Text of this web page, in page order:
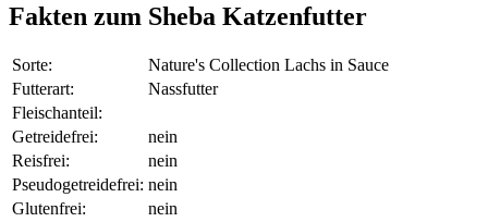
Fakten zum Sheba Katzenfutter
Sorte:
Nature's Collection Lachs in Sauce
Futterart:
Nassfutter
Fleischanteil:
Getreidefrei:
nein
Reisfrei:
nein
Pseudogetreidefrei: nein
Glutenfrei:
nein